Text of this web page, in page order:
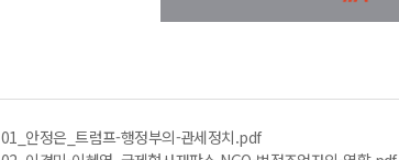
01_안정은_트럼프-행정부의-관세정치.pdf